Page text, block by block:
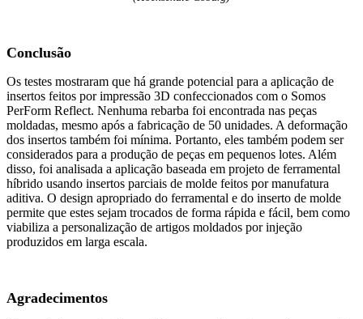
Conclusão
Os testes mostraram que há grande potencial para a aplicação de
insertos feitos por impressão 3D confeccionados com o Somos
PerForm Reflect. Nenhuma rebarba foi encontrada nas peças
moldadas, mesmo após a fabricação de 50 unidades. A deformação
dos insertos também foi mínima. Portanto, eles também podem ser
considerados para a produção de peças em pequenos lotes. Além
disso, foi analisada a aplicação baseada em projeto de ferramental
híbrido usando insertos parciais de molde feitos por manufatura
aditiva. O design apropriado do ferramental e do inserto de molde
permite que estes sejam trocados de forma rápida e fácil, bem como
viabiliza a personalização de artigos moldados por injeção
produzidos em larga escala.
Agradecimentos